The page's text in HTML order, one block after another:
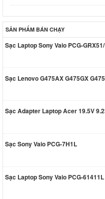
SẢN PHẨM BÁN CHẠY
Sạc Laptop Sony Vaio PCG-
Sạc Lenovo G475AX G475GX
Sạc Adapter Laptop Acer 19.5V
Sạc Sony Vaio PCG-7H1L
Sạc Laptop Sony Vaio PCG-61411L